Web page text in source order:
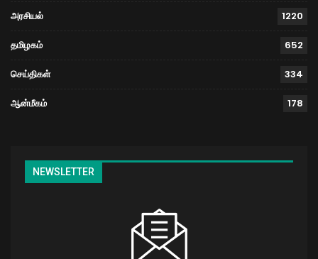
அரசியல் 1220
தமிழகம் 652
செய்திகள் 334
ஆன்மீகம் 178
NEWSLETTER